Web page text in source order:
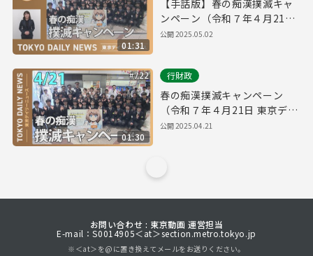
01:31
【手話版】春の痴漢撲滅キャ
ンペーン（令和７年４月21日
東京デイリーニュース
公開2025.05.02
01:30
行財政
春の痴漢撲滅キャンペーン
（令和７年４月21日 東京デイ
リーニュース No.722）
公開2025.04.21
お問い合わせ : 東京動画 運営担当
E-mail：S0014905＜at＞section.metro.tokyo.jp
※＜at＞を@に置き換えてメールをお送りください。